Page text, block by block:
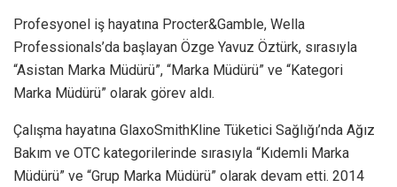
Profesyonel iş hayatına Procter&Gamble, Wella
Professionals’da başlayan Özge Yavuz Öztürk, sırasıyla
“Asistan Marka Müdürü”, “Marka Müdürü” ve “Kategori
Marka Müdürü” olarak görev aldı.
Çalışma hayatına GlaxoSmithKline Tüketici Sağlığı’nda Ağız
Bakım ve OTC kategorilerinde sırasıyla “Kıdemli Marka
Müdürü” ve “Grup Marka Müdürü” olarak devam etti. 2014